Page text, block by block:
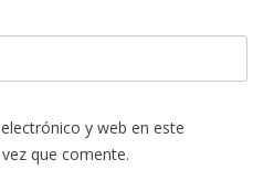
y web en este
que comente.